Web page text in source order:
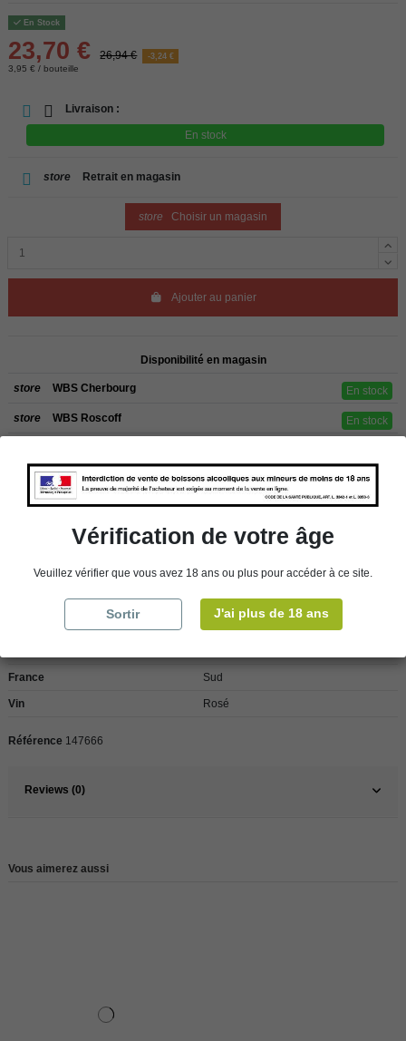
En Stock
23,70 € 26,94 € -3,24 €
3,95 € / bouteille
Livraison :
En stock
store Retrait en magasin
store Choisir un magasin
Ajouter au panier
Disponibilité en magasin
store WBS Cherbourg En stock
store WBS Roscoff En stock
Les commandes sont uniquement livrées en France métropolitaine. Pour les
clients de l’étranger, retrait sur place dans nos magasins de ROSCOFF ou
CHERBOURG.
France Sud
Vin Rosé
Référence 147666
Reviews (0)
Vous aimerez aussi
Vérification de votre âge
Veuillez vérifier que vous avez 18 ans ou plus pour accéder à ce site.
Sortir J'ai plus de 18 ans